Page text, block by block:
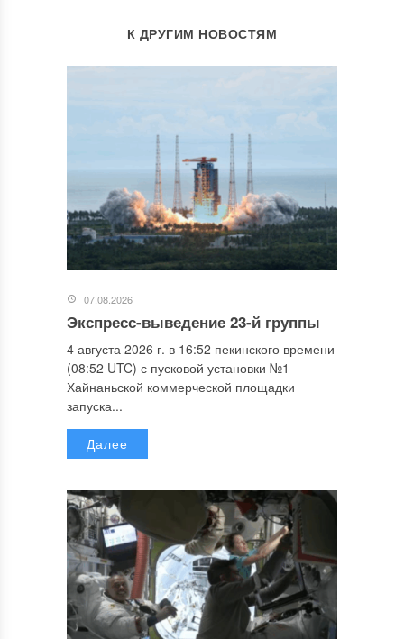
К ДРУГИМ НОВОСТЯМ
07.08.2026
Экспресс-выведение 23-й группы
4 августа 2026 г. в 16:52 пекинского времени
(08:52 UTC) с пусковой установки №1
Хайнаньской коммерческой площадки
запуска...
Далее